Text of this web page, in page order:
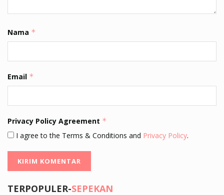
Nama *
Email *
Privacy Policy Agreement *
I agree to the Terms & Conditions and Privacy Policy.
TERPOPULER-SEPEKAN